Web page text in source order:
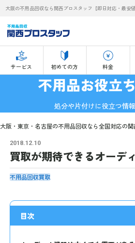
大阪の不用品回収なら関西プロスタッフ【即日対応・最安値
サービス 初めての方 料金
不用品お役立
処分や片付けに役立つ情
大阪・東京・名古屋の不用品回収なら全国対応の
2018.12.10
買取が期待できるオーデ
不用品回収買取
目次